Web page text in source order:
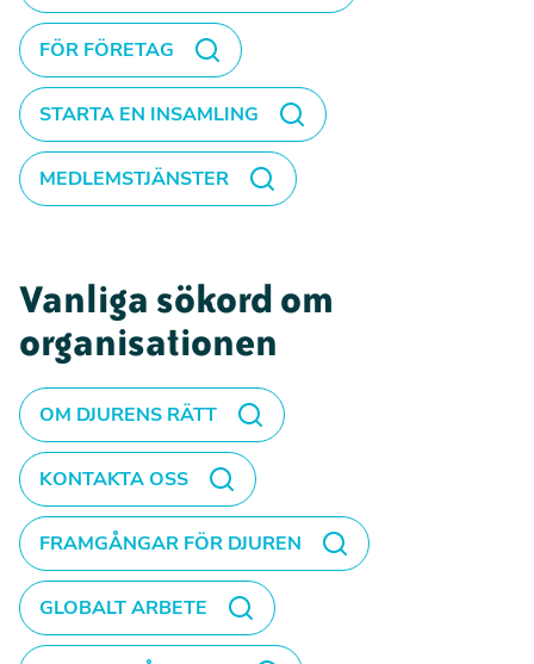
FÖR FÖRETAG
STARTA EN INSAMLING
MEDLEMSTJÄNSTER
Vanliga sökord om
organisationen
OM DJURENS RÄTT
KONTAKTA OSS
FRAMGÅNGAR FÖR DJUREN
GLOBALT ARBETE